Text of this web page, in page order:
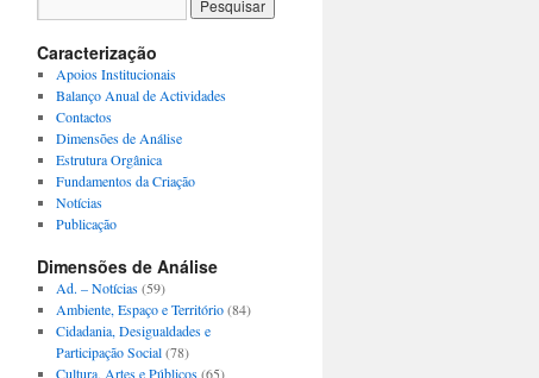
Caracterização
Apoios Institucionais
Balanço Anual de Actividades
Contactos
Dimensões de Análise
Estrutura Orgânica
Fundamentos da Criação
Notícias
Publicação
Dimensões de Análise
Ad. – Notícias(59)
Ambiente, Espaço e Território(84)
Cidadania, Desigualdades e
Participação Social(78)
Cultura, Artes e Públicos(65)